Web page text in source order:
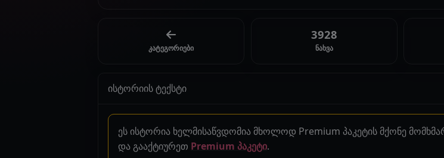
კატეგორიები
3928
ნახვა
ისტორიის ტექსტი
ეს ისტორია ხელმისაწვდომია მხოლოდ Premium პაკეტის მქონე
და გააქტიურეთ Premium პაკეტი.